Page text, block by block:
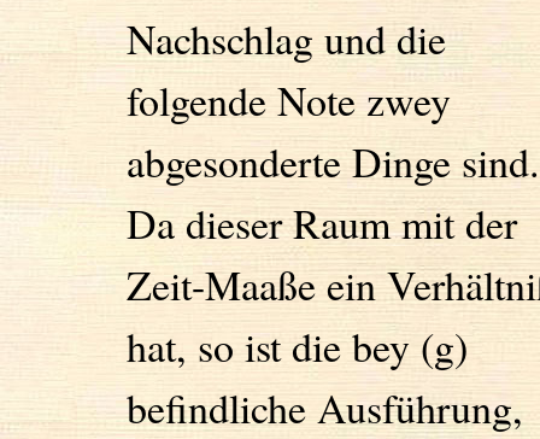
Nachschlag und die
folgende Note zwey
abgesonderte Dinge sind.
Da dieser Raum mit der
Zeit-Maaße ein
hat, so ist die bey (g)
befindliche Ausführung,